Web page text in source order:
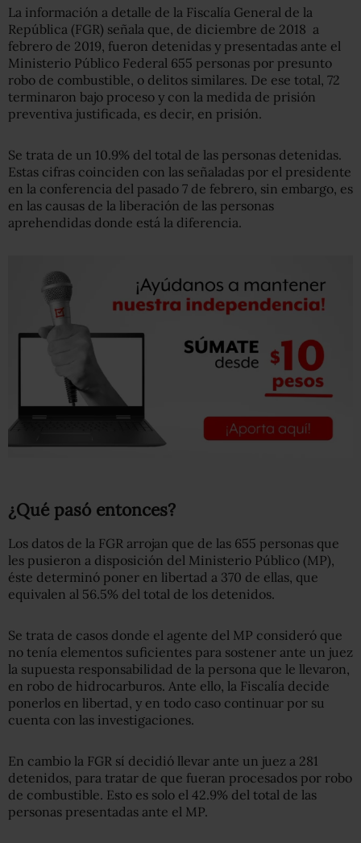
La información a detalle de la Fiscalía General de la
República (FGR) señala que, de diciembre de 2018 a
febrero de 2019, fueron detenidas y presentadas ante el
Ministerio Público Federal 655 personas por presunto
robo de combustible, o delitos similares. De ese total, 72
terminaron bajo proceso y con la medida de prisión
preventiva justificada, es decir, en prisión.
Se trata de un 10.9% del total de las personas detenidas.
Estas cifras coinciden con las señaladas por el presidente
en la conferencia del pasado 7 de febrero, sin embargo, es
en las causas de la liberación de las personas
aprehendidas donde está la diferencia.
¿Qué pasó entonces?
Los datos de la FGR arrojan que de las 655 personas que
les pusieron a disposición del Ministerio Público (MP),
éste determinó poner en libertad a 370 de ellas, que
equivalen al 56.5% del total de los detenidos.
Se trata de casos donde el agente del MP consideró que
no tenía elementos suficientes para sostener ante un juez
la supuesta responsabilidad de la persona que le llevaron,
en robo de hidrocarburos. Ante ello, la Fiscalía decide
ponerlos en libertad, y en todo caso continuar por su
cuenta con las investigaciones.
En cambio la FGR sí decidió llevar ante un juez a 281
detenidos, para tratar de que fueran procesados por robo
de combustible. Esto es solo el 42.9% del total de las
personas presentadas ante el MP.